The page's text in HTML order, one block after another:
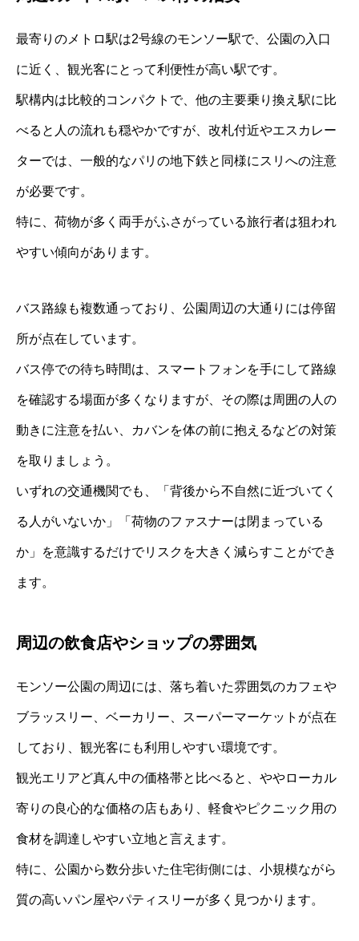
最寄りのメトロ駅は2号線のモンソー駅で、公園の入口
に近く、観光客にとって利便性が高い駅です。
駅構内は比較的コンパクトで、他の主要乗り換え駅に比
べると人の流れも穏やかですが、改札付近やエスカレー
ターでは、一般的なパリの地下鉄と同様にスリへの注意
が必要です。
特に、荷物が多く両手がふさがっている旅行者は狙われ
やすい傾向があります。
バス路線も複数通っており、公園周辺の大通りには停留
所が点在しています。
バス停での待ち時間は、スマートフォンを手にして路線
を確認する場面が多くなりますが、その際は周囲の人の
動きに注意を払い、カバンを体の前に抱えるなどの対策
を取りましょう。
いずれの交通機関でも、「背後から不自然に近づいてく
る人がいないか」「荷物のファスナーは閉まっている
か」を意識するだけでリスクを大きく減らすことができ
ます。
周辺の飲食店やショップの雰囲気
モンソー公園の周辺には、落ち着いた雰囲気のカフェや
ブラッスリー、ベーカリー、スーパーマーケットが点在
しており、観光客にも利用しやすい環境です。
観光エリアど真ん中の価格帯と比べると、ややローカル
寄りの良心的な価格の店もあり、軽食やピクニック用の
食材を調達しやすい立地と言えます。
特に、公園から数分歩いた住宅街側には、小規模ながら
質の高いパン屋やパティスリーが多く見つかります。